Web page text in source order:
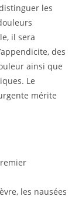
les
il sera
des
ainsi que
Le
mérite
les nausées